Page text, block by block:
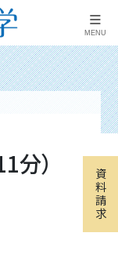
≡
MENU
資
料
請
求
分）